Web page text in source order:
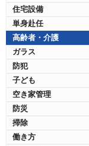
住宅設備
単身赴任
高齢者・介護
ガラス
防犯
子ども
空き家管理
防災
掃除
働き方